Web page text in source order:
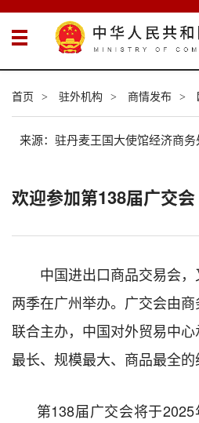
首页 > 驻外机构 > 商情发布 >
来源：驻丹麦王国大使馆经济商务
欢迎参加第138届广交会
中国进出口商品交易会
两季在广州举办。广交会由
联合主办，中国对外贸易中
最长、规模最大、商品最全的
第138届广交会将于2025